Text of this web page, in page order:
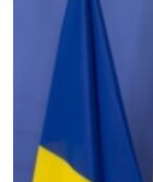
УКРАЇНА
СВІТ
СХЕМИ
МУЛЬТИМЕДІА
ФОТО
СПЕЦПРОЄКТИ